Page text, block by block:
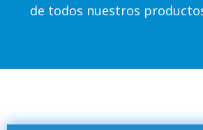
de todos nuestros